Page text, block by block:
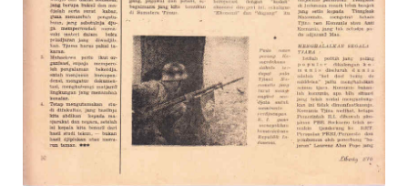
Reseller